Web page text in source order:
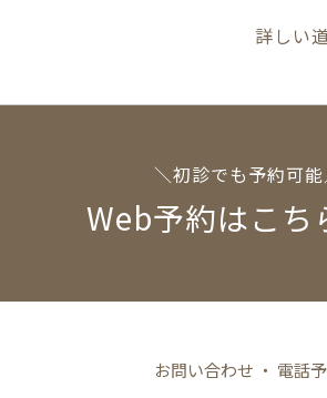
詳しい
＼初診でも予約可能
Web予約はこち
お問い合わせ ・ 電話